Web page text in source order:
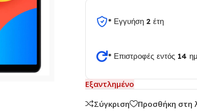
* Εγγυήση 2 έτη
* Επιστροφές εντός 14
Εξαντλημένο
Σύγκριση
Προσθήκη στη